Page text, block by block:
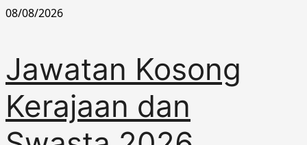
Skip
08/08/2026
Jawatan Kosong
Kerajaan dan